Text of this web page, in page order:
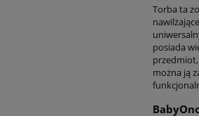
Torba ta
posiada
można ją